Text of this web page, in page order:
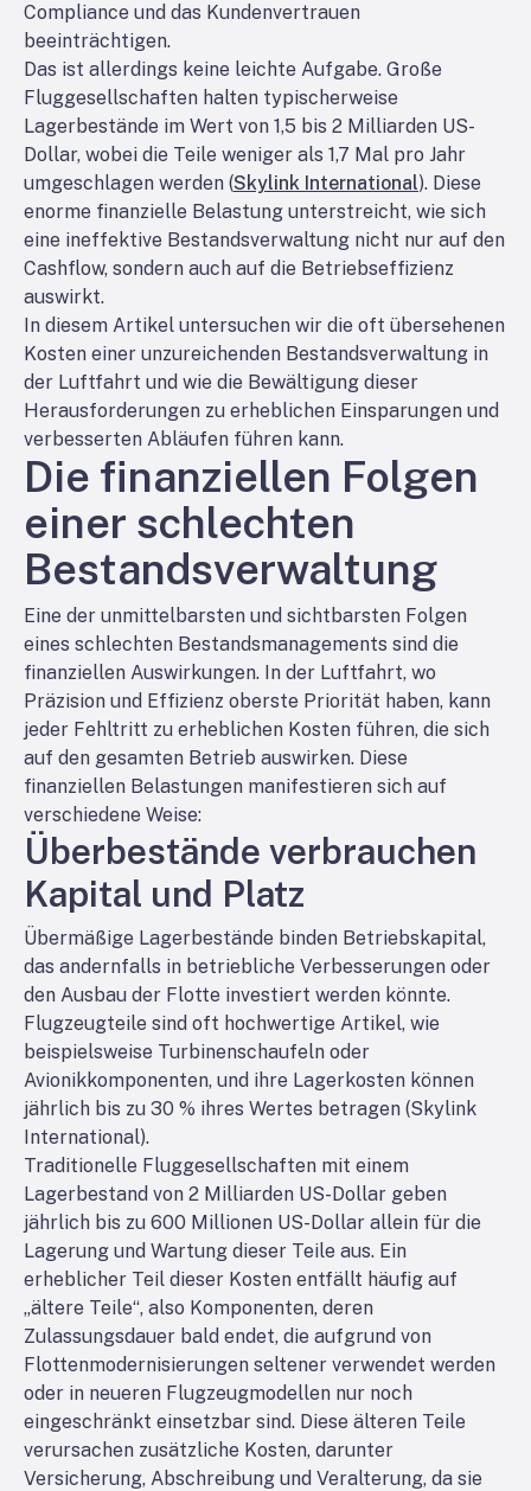
Compliance und das Kundenvertrauen
beeinträchtigen.
Das ist allerdings keine leichte Aufgabe. Große
Fluggesellschaften halten typischerweise
Lagerbestände im Wert von 1,5 bis 2 Milliarden US-
Dollar, wobei die Teile weniger als 1,7 Mal pro Jahr
umgeschlagen werden (Skylink International). Diese
enorme finanzielle Belastung unterstreicht, wie sich
eine ineffektive Bestandsverwaltung nicht nur auf den
Cashflow, sondern auch auf die Betriebseffizienz
auswirkt.
In diesem Artikel untersuchen wir die oft übersehenen
Kosten einer unzureichenden Bestandsverwaltung in
der Luftfahrt und wie die Bewältigung dieser
Herausforderungen zu erheblichen Einsparungen und
verbesserten Abläufen führen kann.
Die finanziellen Folgen
einer schlechten
Bestandsverwaltung
Eine der unmittelbarsten und sichtbarsten Folgen
eines schlechten Bestandsmanagements sind die
finanziellen Auswirkungen. In der Luftfahrt, wo
Präzision und Effizienz oberste Priorität haben, kann
jeder Fehltritt zu erheblichen Kosten führen, die sich
auf den gesamten Betrieb auswirken. Diese
finanziellen Belastungen manifestieren sich auf
verschiedene Weise:
Überbestände verbrauchen
Kapital und Platz
Übermäßige Lagerbestände binden Betriebskapital,
das andernfalls in betriebliche Verbesserungen oder
den Ausbau der Flotte investiert werden könnte.
Flugzeugteile sind oft hochwertige Artikel, wie
beispielsweise Turbinenschaufeln oder
Avionikkomponenten, und ihre Lagerkosten können
jährlich bis zu 30 % ihres Wertes betragen (Skylink
International).
Traditionelle Fluggesellschaften mit einem
Lagerbestand von 2 Milliarden US-Dollar geben
jährlich bis zu 600 Millionen US-Dollar allein für die
Lagerung und Wartung dieser Teile aus. Ein
erheblicher Teil dieser Kosten entfällt häufig auf
„ältere Teile“, also Komponenten, deren
Zulassungsdauer bald endet, die aufgrund von
Flottenmodernisierungen seltener verwendet werden
oder in neueren Flugzeugmodellen nur noch
eingeschränkt einsetzbar sind. Diese älteren Teile
verursachen zusätzliche Kosten, darunter
Versicherung, Abschreibung und Veralterung, da sie